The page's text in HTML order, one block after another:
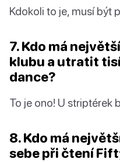
Kdokoli to je, musí být
7. Kdo má
klubu a utratit
dance?
To je ono! U striptérek
8. Kdo má
sebe při čtení